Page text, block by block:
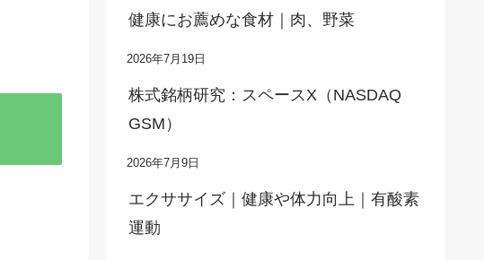
健康にお薦めな食材｜肉、野菜
2026年7月19日
株式銘柄研究：スペースX（NASDAQ
GSM）
2026年7月9日
エクササイズ｜健康や体力向上｜有酸素
運動